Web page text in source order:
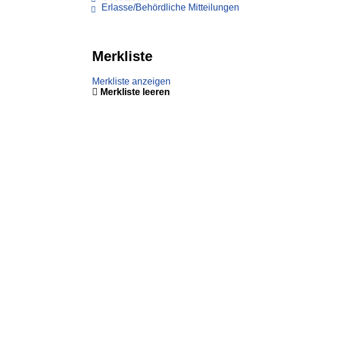
Erlasse/Behördliche Mitteilungen
Merkliste
Merkliste anzeigen
Merkliste leeren